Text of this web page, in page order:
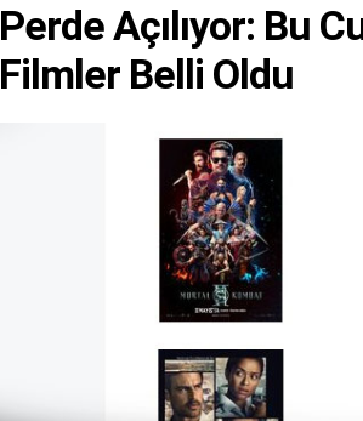
Perde Açılıyor: Bu
Filmler Belli Oldu